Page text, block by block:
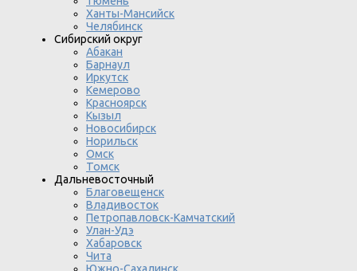
Ханты-Мансийск
Челябинск
Сибирский округ
Абакан
Барнаул
Иркутск
Кемерово
Красноярск
Кызыл
Новосибирск
Норильск
Омск
Томск
Дальневосточный
Благовещенск
Владивосток
Петропавловск-Камчатский
Улан-Удэ
Хабаровск
Чита